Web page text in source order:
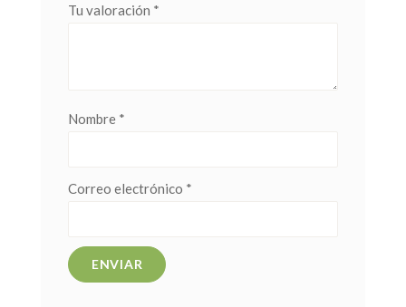
Tu valoración *
Nombre *
Correo electrónico *